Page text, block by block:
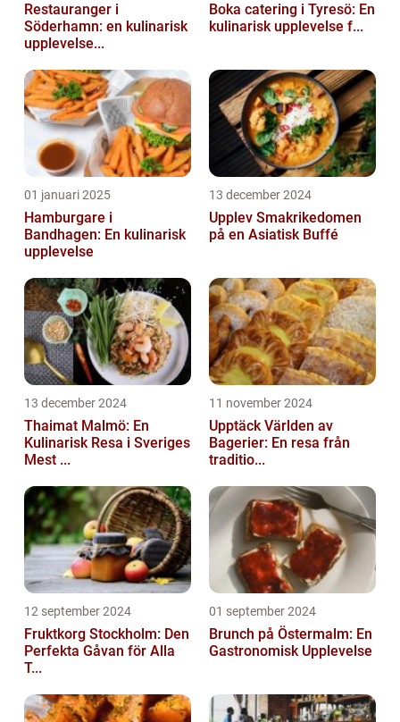
Restauranger i
Söderhamn: en kulinarisk
upplevelse...
Boka catering i Tyresö: En
kulinarisk upplevelse f...
01 januari 2025
Hamburgare i
Bandhagen: En kulinarisk
upplevelse
13 december 2024
Upplev Smakrikedomen
på en Asiatisk Buffé
13 december 2024
Thaimat Malmö: En
Kulinarisk Resa i Sveriges
Mest ...
11 november 2024
Upptäck Världen av
Bagerier: En resa från
traditio...
12 september 2024
Fruktkorg Stockholm: Den
Perfekta Gåvan för Alla
T...
01 september 2024
Brunch på Östermalm: En
Gastronomisk Upplevelse